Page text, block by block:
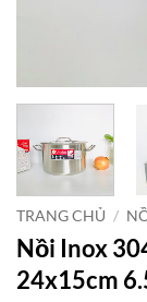
TRANG CHỦ /
Nồi Inox
24x15cm